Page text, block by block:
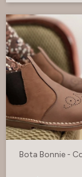
Bota Bonnie -